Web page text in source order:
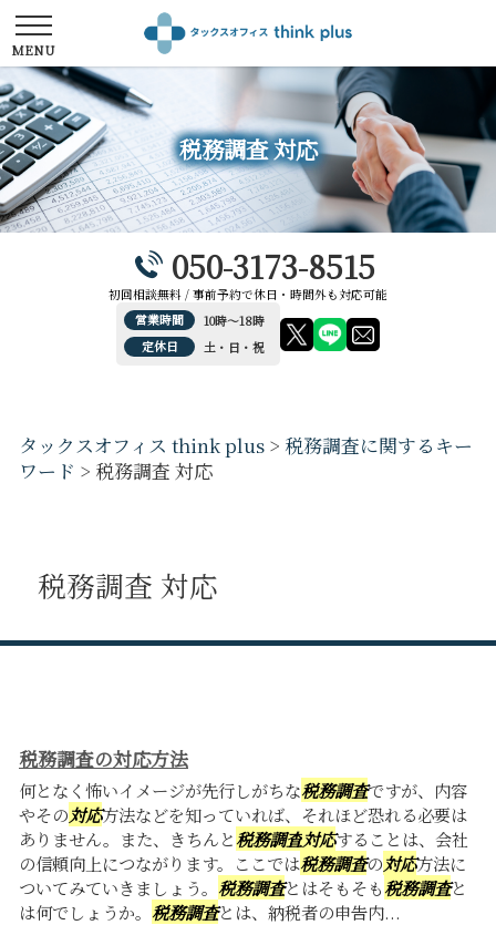
税務調査 対応
050-3173-8515
初回相談無料 / 事前予約で休日・時間外も対応可能
営業時間
10時～18時
定休日
土・日・祝
タックスオフィス think plus > 税務調査に関するキー
ワード > 税務調査 対応
税務調査 対応
税務調査の対応方法
何となく怖いイメージが先行しがちな税務調査ですが、内容
やその対応方法などを知っていれば、それほど恐れる必要は
ありません。また、きちんと税務調査対応することは、会社
の信頼向上につながります。ここでは税務調査の対応方法に
ついてみていきましょう。 税務調査とはそもそも税務調査と
は何でしょうか。 税務調査とは、納税者の申告内...